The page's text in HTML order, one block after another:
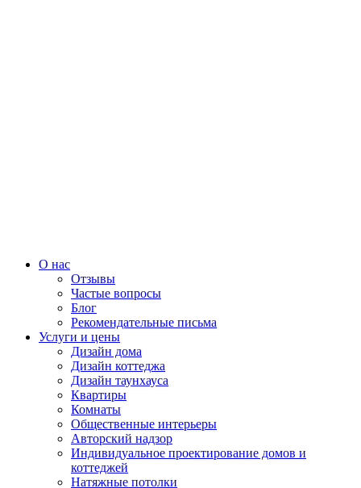
О нас
Отзывы
Частые вопросы
Блог
Рекомендательные письма
Услуги и цены
Дизайн дома
Дизайн коттеджа
Дизайн таунхауса
Квартиры
Комнаты
Общественные интерьеры
Авторский надзор
Индивидуальное проектирование домов и
коттеджей
Натяжные потолки